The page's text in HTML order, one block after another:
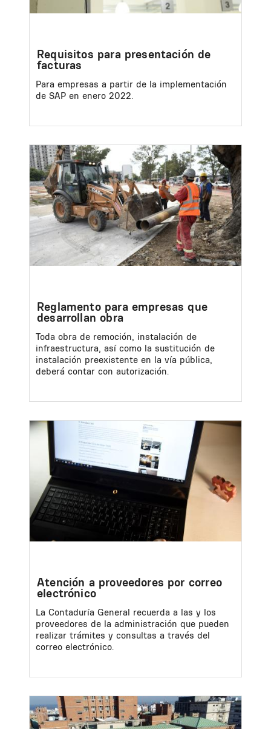
Requisitos para presentación de
facturas
Para empresas a partir de la implementación
de SAP en enero 2022.
Image
Reglamento para empresas que
desarrollan obra
Toda obra de remoción, instalación de
infraestructura, así como la sustitución de
instalación preexistente en la vía pública,
deberá contar con autorización.
Image
Atención a proveedores por correo
electrónico
La Contaduría General recuerda a las y los
proveedores de la administración que pueden
realizar trámites y consultas a través del
correo electrónico.
Image